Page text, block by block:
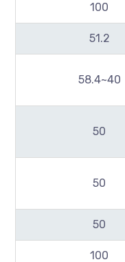
100
51.2
40~58.4
50
50
50
100